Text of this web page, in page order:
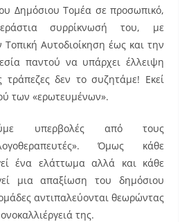
e
st
Δημόσιου Τομέα σε προσωπικό,
συρρίκνωσή του, με
Αυτοδιοίκηση έως και την
παντού να υπάρχει έλλειψη
τράπεζες δεν το συζητάμε! Εκεί
των «ερωτευμένων».
υπερβολές από τους
Όμως κάθε
ένα ελάττωμα αλλά και κάθε
μια απαξίωση του δημόσιου
αντιπαλεύονται θεωρώντας
της.